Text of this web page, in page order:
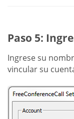
Paso 5:
Ingrese su
vincular su